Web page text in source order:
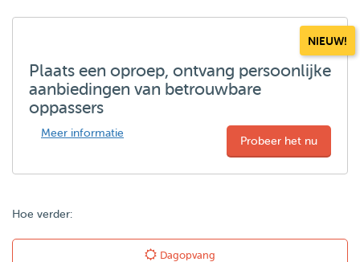
NIEUW!
Plaats een oproep, ontvang persoonlijke
aanbiedingen van betrouwbare
oppassers
Meer informatie
Probeer het nu
Hoe verder:
Dagopvang